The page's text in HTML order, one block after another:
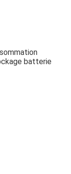
batterie